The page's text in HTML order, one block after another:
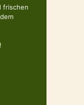
frischen